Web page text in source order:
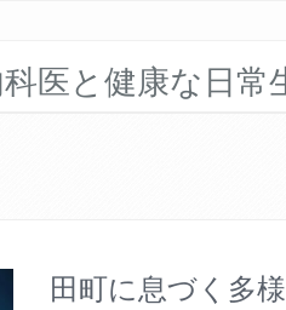
医と健康な日常
田町に息づく多